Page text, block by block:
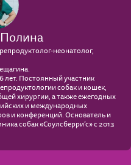
неонатолог,
лет. Постоянный участник
собак и кошек,
хирургии, а также ежегодных
и международных
и конференций. Основатель и
собак «Соулсберри’с» с 2013